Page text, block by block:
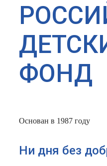
ФОНД
Основан в 1987 году
Ни дня без